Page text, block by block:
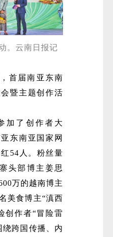
。云南日报记
首届南亚东南
暨主题创作活
加了创作者大
东南亚国家网
54人。粉丝量
头部博主姜思
万的越南博主
美食博主“滇西
创作者“冒险雷
绕跨国传播、内